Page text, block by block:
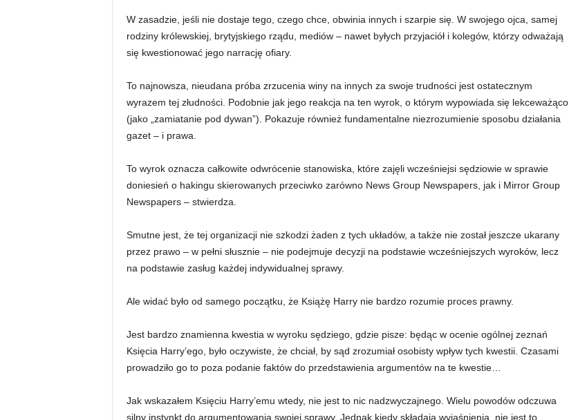
W zasadzie, jeśli nie dostaje tego, czego chce, obwinia innych i szarpie się. W swojego ojca, samej
rodziny królewskiej, brytyjskiego rządu, mediów – nawet byłych przyjaciół i kolegów, którzy odważają
się kwestionować jego narrację ofiary.
To najnowsza, nieudana próba zrzucenia winy na innych za swoje trudności jest ostatecznym
wyrazem tej złudności. Podobnie jak jego reakcja na ten wyrok, o którym wypowiada się lekceważąco
(jako „zamiatanie pod dywan”). Pokazuje również fundamentalne niezrozumienie sposobu działania
gazet – i prawa.
To wyrok oznacza całkowite odwrócenie stanowiska, które zajęli wcześniejsi sędziowie w sprawie
doniesień o hakingu skierowanych przeciwko zarówno News Group Newspapers, jak i Mirror Group
Newspapers – stwierdza.
Smutne jest, że tej organizacji nie szkodzi żaden z tych układów, a także nie został jeszcze ukarany
przez prawo – w pełni słusznie – nie podejmuje decyzji na podstawie wcześniejszych wyroków, lecz
na podstawie zasług każdej indywidualnej sprawy.
Ale widać było od samego początku, że Książę Harry nie bardzo rozumie proces prawny.
Jest bardzo znamienna kwestia w wyroku sędziego, gdzie pisze: będąc w ocenie ogólnej zeznań
Księcia Harry’ego, było oczywiste, że chciał, by sąd zrozumiał osobisty wpływ tych kwestii. Czasami
prowadziło go to poza podanie faktów do przedstawienia argumentów na te kwestie…
Jak wskazałem Księciu Harry’emu wtedy, nie jest to nic nadzwyczajnego. Wielu powodów odczuwa
silny instynkt do argumentowania swojej sprawy. Jednak kiedy składają wyjaśnienia, nie jest to